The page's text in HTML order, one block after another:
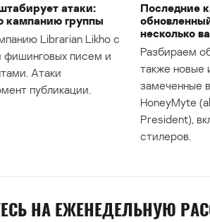
атаки:
кампанию группы
Librarian Likho с
фишинговых писем и
Атаки
публикации.
Последние
несколько
Разбираем
также новые
замеченные
HoneyMyte
President),
стилеров.
НА ЕЖЕНЕДЕЛЬНУЮ